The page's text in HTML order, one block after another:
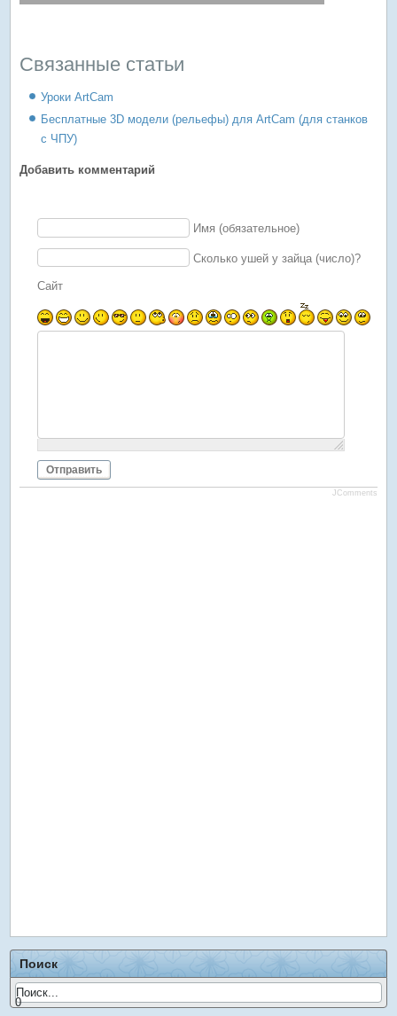
Связанные статьи
Уроки ArtCam
Бесплатные 3D модели (рельефы) для ArtCam (для станков
с ЧПУ)
Добавить комментарий
Имя (обязательное)
Сколько ушей у зайца (число)?
Сайт
Отправить
JComments
Поиск
0